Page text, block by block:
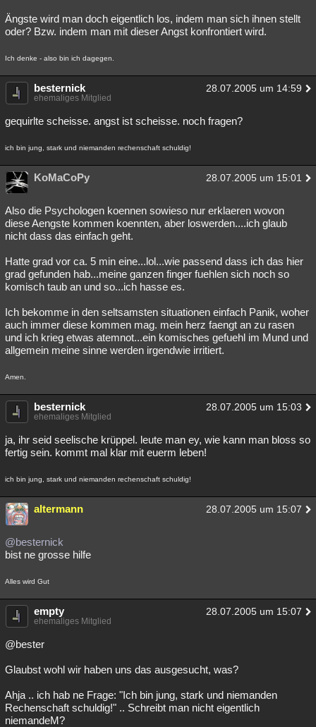
Ängste wird man doch eigentlich los, indem man sich ihnen stellt
oder? Bzw. indem man mit dieser Angst konfrontiert wird.
Ich denke - also bin ich dagegen.
besternick 28.07.2005 um 14:59
ehemaliges Mitglied
gequirlte scheisse. angst ist scheisse. noch fragen?
ich bin jung, stark und niemanden rechenschaft schuldig!
KoMaCoPy 28.07.2005 um 15:01
Also die Psychologen koennen sowieso nur erklaeren wovon
diese Aengste kommen koennten, aber loswerden....ich glaub
nicht dass das einfach geht.
Hatte grad vor ca. 5 min eine...lol...wie passend dass ich das hier
grad gefunden hab...meine ganzen finger fuehlen sich noch so
komisch taub an und so...ich hasse es.
Ich bekomme in den seltsamsten situationen einfach Panik, woher
auch immer diese kommen mag. mein herz faengt an zu rasen
und ich krieg etwas atemnot...ein komisches gefuehl im Mund und
allgemein meine sinne werden irgendwie irritiert.
Amen.
besternick 28.07.2005 um 15:03
ehemaliges Mitglied
ja, ihr seid seelische krüppel. leute man ey, wie kann man bloss so
fertig sein. kommt mal klar mit euerm leben!
ich bin jung, stark und niemanden rechenschaft schuldig!
altermann 28.07.2005 um 15:07
@besternick
bist ne grosse hilfe
Alles wird Gut
empty 28.07.2005 um 15:07
ehemaliges Mitglied
@bester
Glaubst wohl wir haben uns das ausgesucht, was?
Ahja .. ich hab ne Frage: "Ich bin jung, stark und niemanden
Rechenschaft schuldig!" .. Schreibt man nicht eigentlich
niemandeM?